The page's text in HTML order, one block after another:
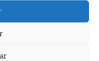
DE